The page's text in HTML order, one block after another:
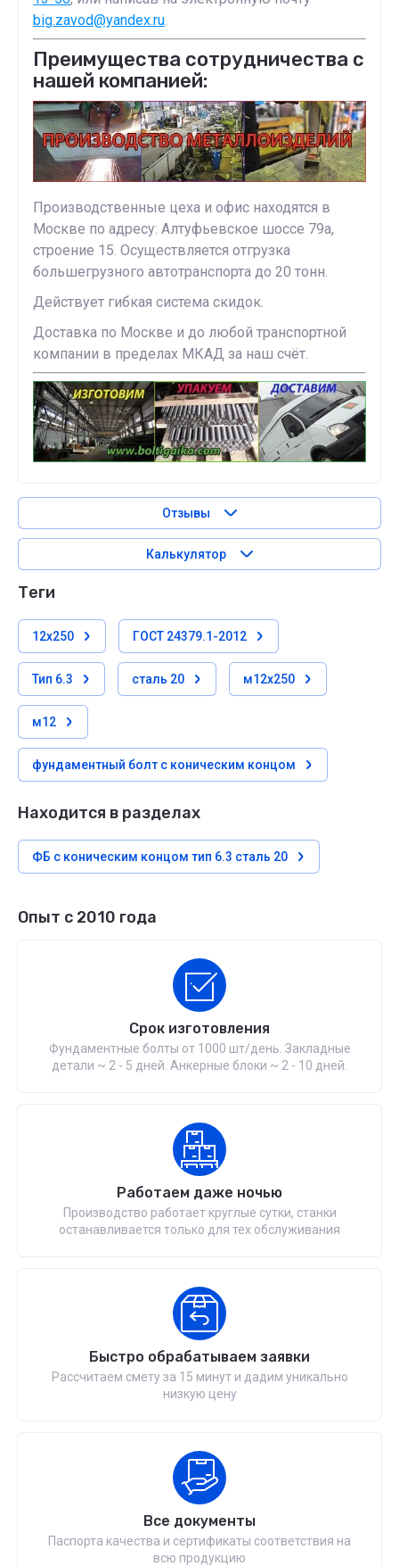
big.zavod@yandex.ru.
Преимущества сотрудничества с
нашей компанией:
Производственные цеха и офис находятся в
Москве по адресу: Алтуфьевское шоссе 79а,
строение 15. Осуществляется отгрузка
большегрузного автотранспорта до 20 тонн.
Действует гибкая система скидок.
Доставка по Москве и до любой транспортной
компании в пределах МКАД за наш счёт.
Отзывы
Калькулятор
теги
12х250 ГОСТ 24379.1-2012
Тип 6.3 сталь 20 м12х250
м12
фундаментный болт с коническим концом
Находится в разделах
ФБ с коническим концом тип 6.3 сталь 20
Опыт с 2010 года
Срок изготовления
Фундаментные болты от 1000 шт/день. Закладные
детали ~ 2 - 5 дней. Анкерные блоки ~ 2 - 10 дней.
Работаем даже ночью
Производство работает круглые сутки, станки
останавливается только для тех обслуживания
Быстро обрабатываем заявки
Рассчитаем смету за 15 минут и дадим уникально
низкую цену
Все документы
Паспорта качества и сертификаты соответствия на
всю продукцию